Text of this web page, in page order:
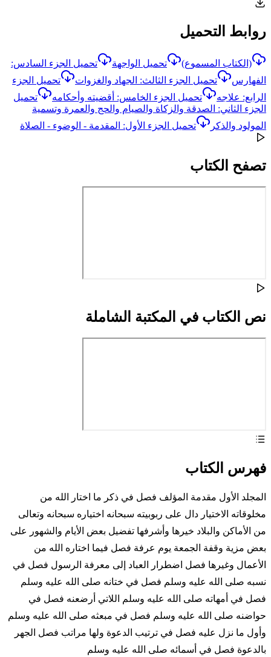
روابط التحميل
(الكتاب المسموع) تحميل الواجهة
تحميل الجزء السادس:
الفهارس
تحميل الجزء الثالث: الجهاد والغزوات
تحميل الجزء
الرابع: علاجه
تحميل الجزء الخامس: أقضيته وأحكامه
تحميل
الجزء الثاني: الصدقة والزكاة والصيام والحج والعمرة وتسمية
المولود والذكر
تحميل الجزء الأول: المقدمة - الوضوء - الصلاة
تصفح الكتاب
نص الكتاب في المكتبة الشاملة
فهرس الكتاب
المجلد الأول مقدمة المؤلف فصل في ذكر ما اختار الله من
مخلوقاته الاختيار دال على ربوبيته سبحانه اختياره سبحانه وتعالى
من الأماكن والبلاد خيرها وأشرفها تفضيل بعض الأيام والشهور على
بعض مزية وقفة الجمعة يوم عرفة فصل فيما اختاره الله من
الأعمال وغيرها فصل اضطرار العباد إلى معرفة الرسول فصل في
نسبه صلى الله عليه وسلم فصل في ختانه صلى الله عليه وسلم
فصل في أمهاته صلى الله عليه وسلم اللاتي أرضعنه فصل في
حواضنه صلى الله عليه وسلم فصل في مبعثه صلى الله عليه وسلم
وأول ما نزل عليه فصل في ترتيب الدعوة ولها مراتب فصل الجهر
بالدعوة فصل في أسمائه صلى الله عليه وسلم